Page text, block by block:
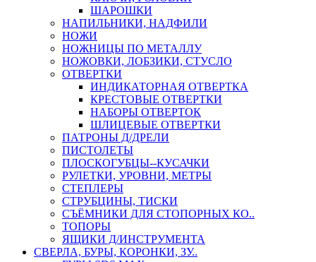
ШАРОШКИ
НАПИЛЬНИКИ, НАДФИЛИ
НОЖИ
НОЖНИЦЫ ПО МЕТАЛЛУ
НОЖОВКИ, ЛОБЗИКИ, СТУСЛО
ОТВЕРТКИ
ИНДИКАТОРНАЯ ОТВЕРТКА
КРЕСТОВЫЕ ОТВЕРТКИ
НАБОРЫ ОТВЕРТОК
ШЛИЦЕВЫЕ ОТВЕРТКИ
ПАТРОНЫ Д/ДРЕЛИ
ПИСТОЛЕТЫ
ПЛОСКОГУБЦЫ--КУСАЧКИ
РУЛЕТКИ, УРОВНИ, МЕТРЫ
СТЕПЛЕРЫ
СТРУБЦИНЫ, ТИСКИ
СЪЁМНИКИ ДЛЯ СТОПОРНЫХ КО..
ТОПОРЫ
ЯЩИКИ Д/ИНСТРУМЕНТА
СВЕРЛА, БУРЫ, КОРОНКИ, ЗУ..